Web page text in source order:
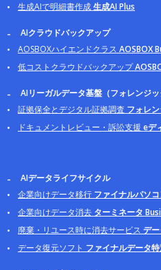
生成AIで明細書作成生成AI Plus
AIクラウドバックアップ
AOSBOXハイエンドクラス AOSBOX
低コストクラウドバックアップ
AIリーガルデータ基盤（フォレンジッ
証拠保全とデジタル証拠調査 フォレ
ドキュメントレビュー・訴訟支援 eデ
AIデータライフサイクル
企業向けデータ移行 ファイナルパソ
企業向けデータ消去 ターミネータ
廃棄・リユース時に消去サービス デ
データ復元ソフト ファイナルデータ